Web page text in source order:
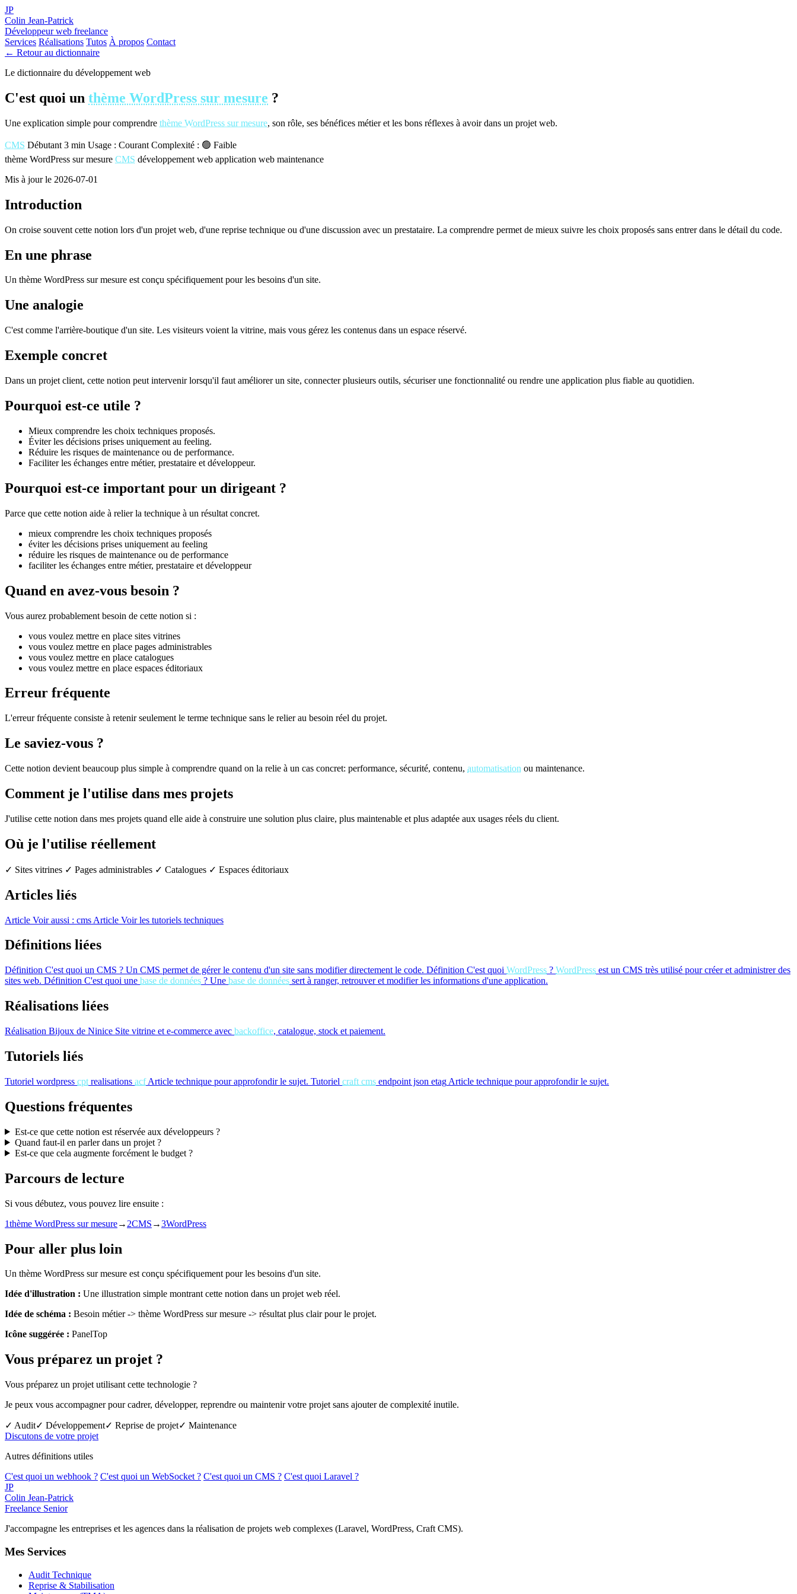
JP
Colin Jean-Patrick
Développeur web freelance
Services Réalisations Tutos À propos Contact
← Retour au dictionnaire
Le dictionnaire du développement web
C'est quoi un thème WordPress sur mesure ?
Une explication simple pour comprendre thème WordPress sur mesure, son rôle, ses bénéfices métier et les bons réflexes à avoir dans un projet web.
CMS Débutant 3 min Usage : Courant Complexité : 🟢 Faible
thème WordPress sur mesure CMS développement web application web maintenance
Mis à jour le 2026-07-01
Introduction
On croise souvent cette notion lors d'un projet web, d'une reprise technique ou d'une discussion avec un prestataire. La comprendre permet de mieux suivre les choix proposés sans entrer dans le détail du code.
En une phrase
Un thème WordPress sur mesure est conçu spécifiquement pour les besoins d'un site.
Une analogie
C'est comme l'arrière-boutique d'un site. Les visiteurs voient la vitrine, mais vous gérez les contenus dans un espace réservé.
Exemple concret
Dans un projet client, cette notion peut intervenir lorsqu'il faut améliorer un site, connecter plusieurs outils, sécuriser une fonctionnalité ou rendre une application plus fiable au quotidien.
Pourquoi est-ce utile ?
Mieux comprendre les choix techniques proposés.
Éviter les décisions prises uniquement au feeling.
Réduire les risques de maintenance ou de performance.
Faciliter les échanges entre métier, prestataire et développeur.
Pourquoi est-ce important pour un dirigeant ?
Parce que cette notion aide à relier la technique à un résultat concret.
mieux comprendre les choix techniques proposés
éviter les décisions prises uniquement au feeling
réduire les risques de maintenance ou de performance
faciliter les échanges entre métier, prestataire et développeur
Quand en avez-vous besoin ?
Vous aurez probablement besoin de cette notion si :
vous voulez mettre en place sites vitrines
vous voulez mettre en place pages administrables
vous voulez mettre en place catalogues
vous voulez mettre en place espaces éditoriaux
Erreur fréquente
L'erreur fréquente consiste à retenir seulement le terme technique sans le relier au besoin réel du projet.
Le saviez-vous ?
Cette notion devient beaucoup plus simple à comprendre quand on la relie à un cas concret: performance, sécurité, contenu, automatisation ou maintenance.
Comment je l'utilise dans mes projets
J'utilise cette notion dans mes projets quand elle aide à construire une solution plus claire, plus maintenable et plus adaptée aux usages réels du client.
Où je l'utilise réellement
✓ Sites vitrines ✓ Pages administrables ✓ Catalogues ✓ Espaces éditoriaux
Articles liés
Article Voir aussi : cms Article Voir les tutoriels techniques
Définitions liées
Définition C'est quoi un CMS ? Un CMS permet de gérer le contenu d'un site sans modifier directement le code. Définition C'est quoi WordPress ? WordPress est un CMS très utilisé pour créer et administrer des
sites web. Définition C'est quoi une base de données ? Une base de données sert à ranger, retrouver et modifier les informations d'une application.
Réalisations liées
Réalisation Bijoux de Ninice Site vitrine et e-commerce avec backoffice, catalogue, stock et paiement.
Tutoriels liés
Tutoriel wordpress cpt realisations acf Article technique pour approfondir le sujet. Tutoriel craft cms endpoint json etag Article technique pour approfondir le sujet.
Questions fréquentes
Est-ce que cette notion est réservée aux développeurs ?
Quand faut-il en parler dans un projet ?
Est-ce que cela augmente forcément le budget ?
Parcours de lecture
Si vous débutez, vous pouvez lire ensuite :
1thème WordPress sur mesure→ 2CMS →3WordPress
Pour aller plus loin
Un thème WordPress sur mesure est conçu spécifiquement pour les besoins d'un site.
Idée d'illustration : Une illustration simple montrant cette notion dans un projet web réel.
Idée de schéma : Besoin métier -> thème WordPress sur mesure -> résultat plus clair pour le projet.
Icône suggérée : PanelTop
Vous préparez un projet ?
Vous préparez un projet utilisant cette technologie ?
Je peux vous accompagner pour cadrer, développer, reprendre ou maintenir votre projet sans ajouter de complexité inutile.
✓ Audit✓ Développement✓ Reprise de projet✓ Maintenance
Discutons de votre projet
Autres définitions utiles
C'est quoi un webhook ? C'est quoi un WebSocket ? C'est quoi un CMS ? C'est quoi Laravel ?
JP
Colin Jean-Patrick
Freelance Senior
J'accompagne les entreprises et les agences dans la réalisation de projets web complexes (Laravel, WordPress, Craft CMS).
Mes Services
Audit Technique
Reprise & Stabilisation